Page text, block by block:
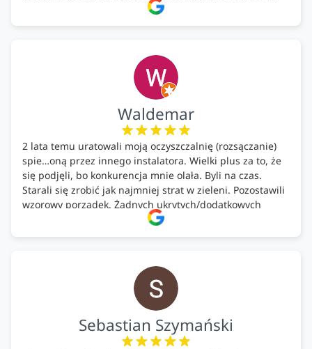
całość została wykonana zgodnie z terminem i
ustaleniami. Z czystym sumieniem polecamy Alfa Tech
ekologicznych rozwiązań!🍀
Waldemar
2 lata temu uratowali moją oczyszczalnię (rozsączanie)
spie…oną przez innego instalatora. Wielki plus za to, że
się podjęli, bo konkurencja mnie olała. Byli na czas.
Starali się zrobić jak najmniej strat w zieleni. Pozostawili
wzorowy porządek. Żadnych ukrytych/dodatkowych
kosztów. Zaskoczenie. Kontakt bardzo OK. Obsługa
pomontażowa również OK. A ich środki do oczyszczalni –
Sebastian Szymański